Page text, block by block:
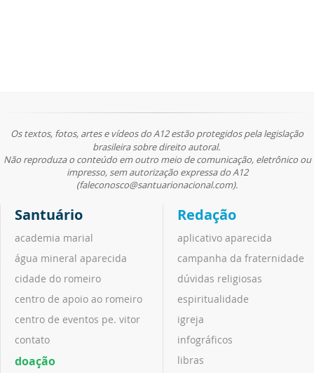
Os textos, fotos, artes e vídeos do A12 estão protegidos pela legislação
brasileira sobre direito autoral.
Não reproduza o conteúdo em outro meio de comunicação, eletrônico ou
impresso, sem autorização expressa do A12
(faleconosco@santuarionacional.com).
Santuário
academia marial
água mineral aparecida
cidade do romeiro
centro de apoio ao romeiro
centro de eventos pe. vitor
contato
doação
Redação
aplicativo aparecida
campanha da fraternidade
dúvidas religiosas
espiritualidade
igreja
infográficos
libras